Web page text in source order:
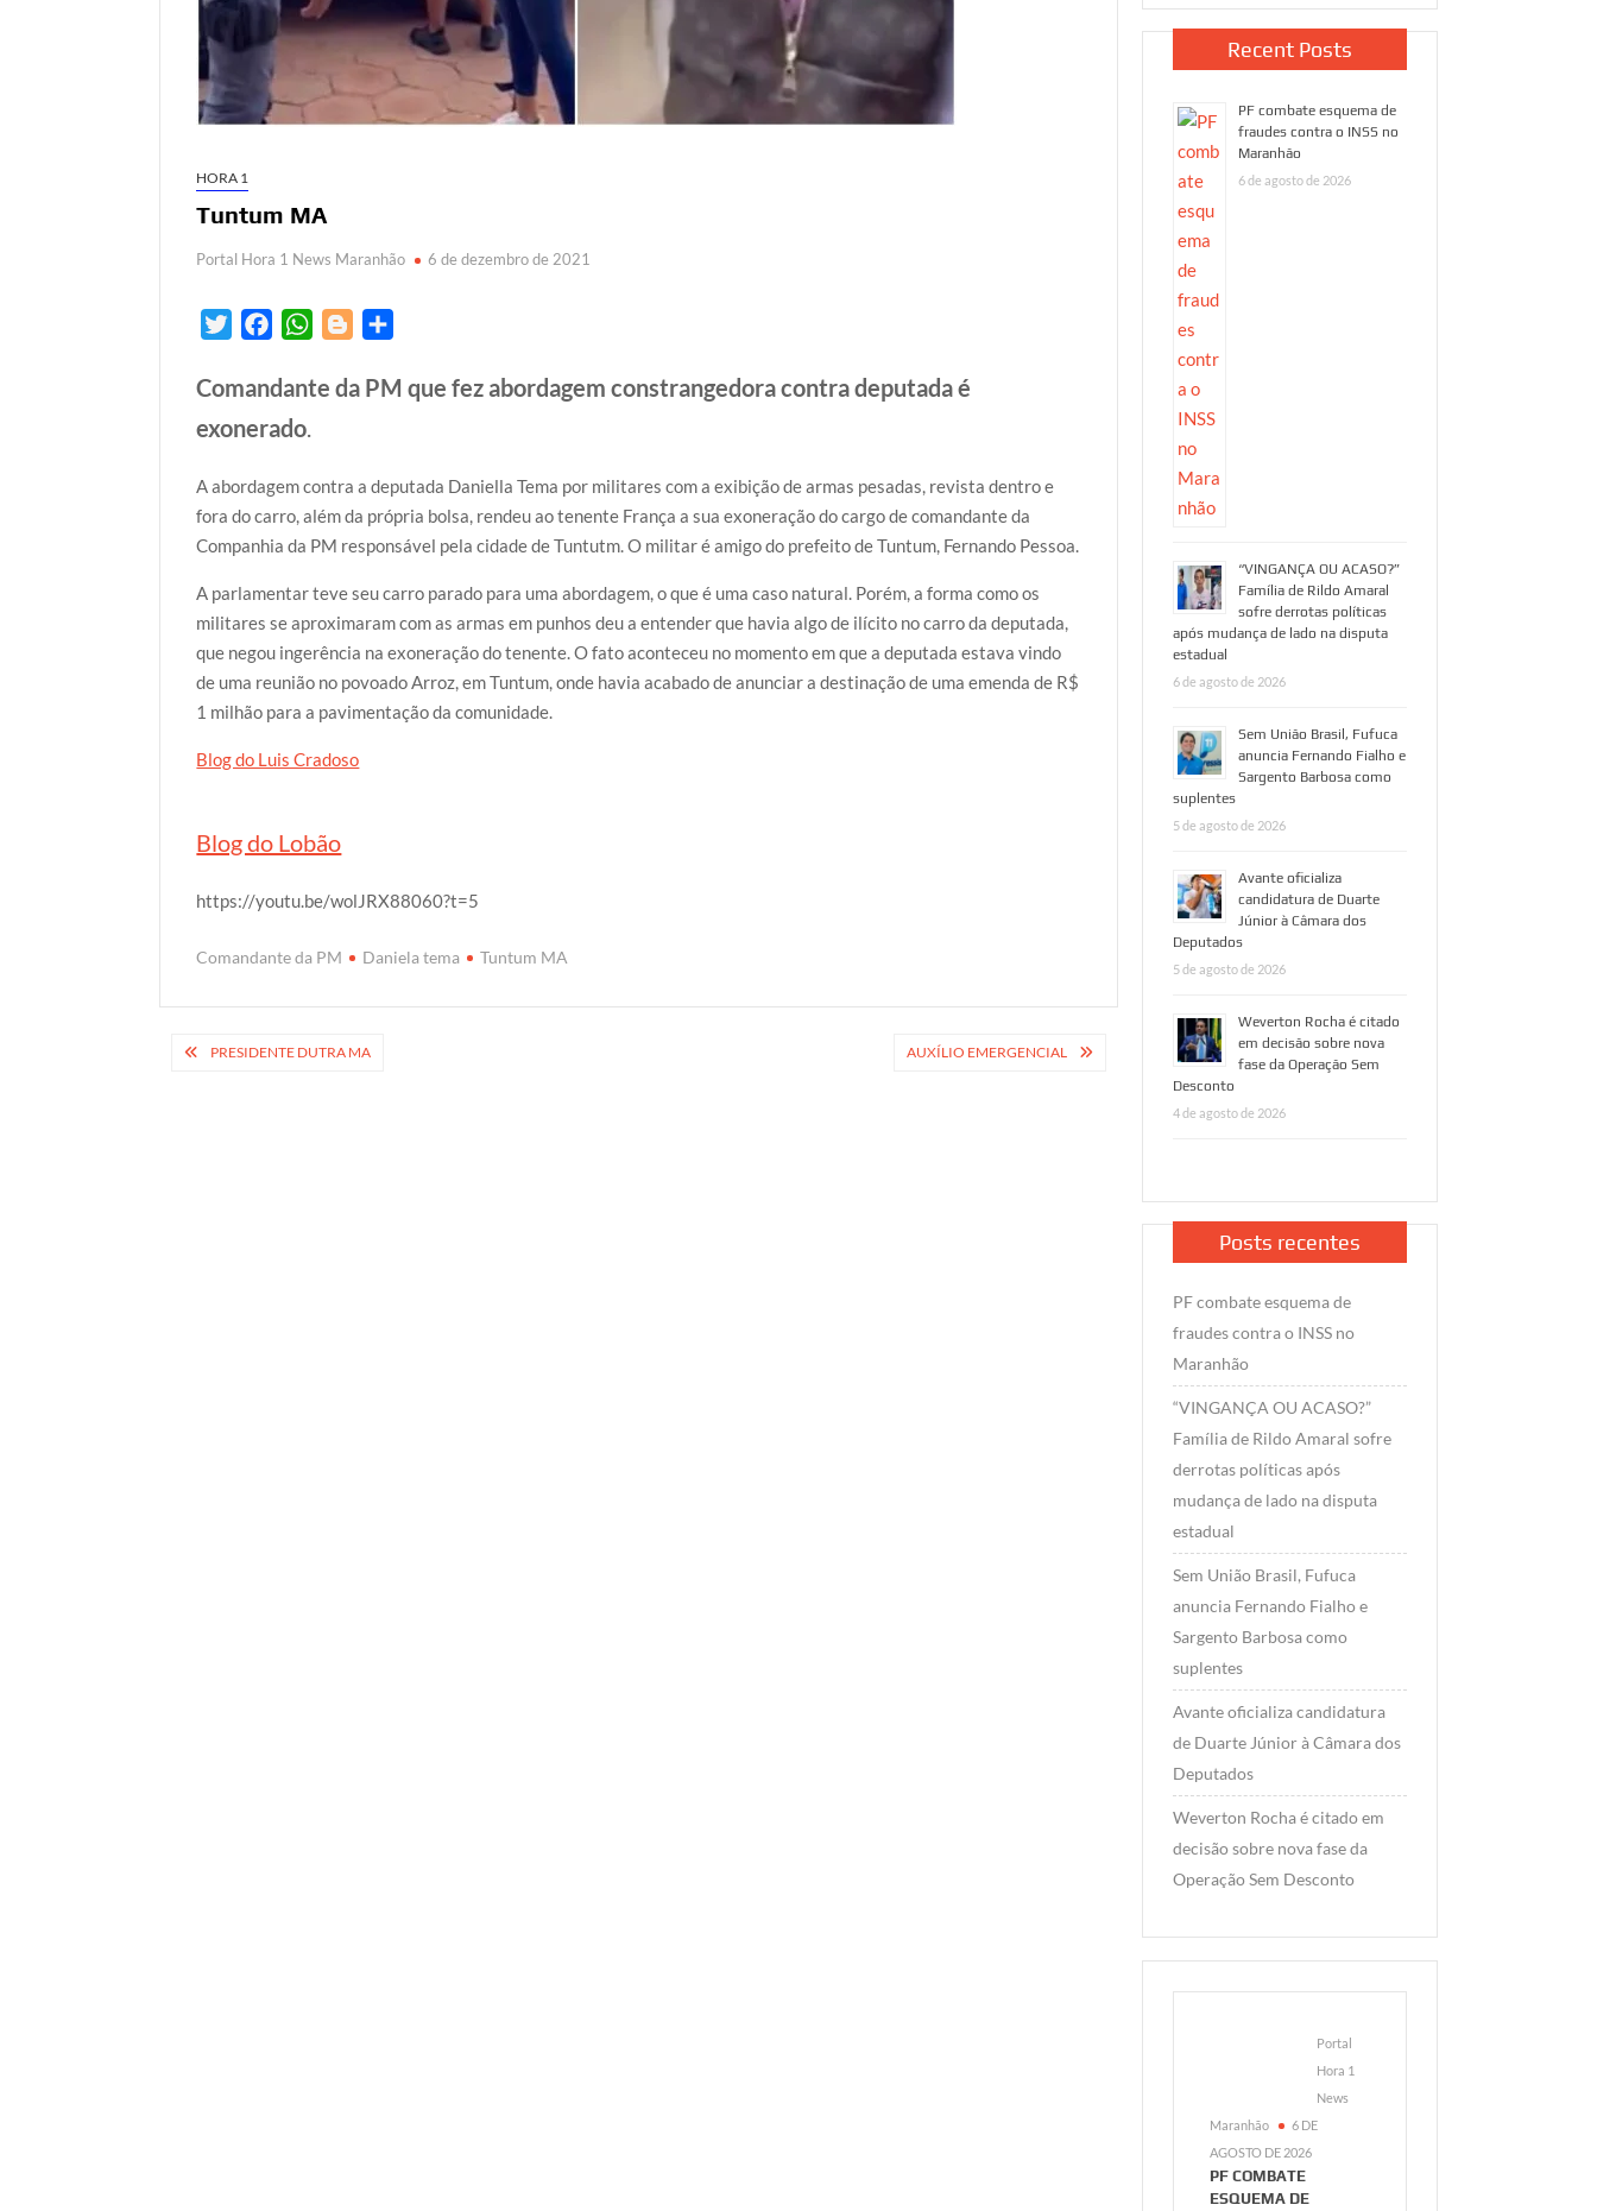
HORA 1
Tuntum MA
Portal Hora 1 News Maranhão 6 de dezembro de 2021
i
e
r
c
o
o
k
W
a
A
p
p
o
e
r
a
Comandante da PM que fez abordagem constrangedora contra deputada é
exonerado.
A abordagem contra a deputada Daniella Tema por militares com a exibição de armas pesadas, revista dentro e
fora do carro, além da própria bolsa, rendeu ao tenente França a sua exoneração do cargo de comandante da
Companhia da PM responsável pela cidade de Tuntutm. O militar é amigo do prefeito de Tuntum, Fernando Pessoa.
A parlamentar teve seu carro parado para uma abordagem, o que é uma caso natural. Porém, a forma como os
militares se aproximaram com as armas em punhos deu a entender que havia algo de ilícito no carro da deputada,
que negou ingerência na exoneração do tenente. O fato aconteceu no momento em que a deputada estava vindo
de uma reunião no povoado Arroz, em Tuntum, onde havia acabado de anunciar a destinação de uma emenda de R$
1 milhão para a pavimentação da comunidade.
Blog do Luis Cradoso
Blog do Lobão
https://youtu.be/wolJRX88060?t=5
Comandante da PM Daniela tema Tuntum MA
Navegação
PRESIDENTE DUTRA MA AUXÍLIO EMERGENCIAL
Recent Posts
PF combate esquema de
fraudes contra o INSS no
Maranhão
6 de agosto de 2026
“VINGANÇA OU ACASO?”
Família de Rildo Amaral
sofre derrotas políticas
após mudança de lado na disputa
estadual
6 de agosto de 2026
Sem União Brasil, Fufuca
anuncia Fernando Fialho e
Sargento Barbosa como
suplentes
5 de agosto de 2026
Avante oficializa
candidatura de Duarte
Júnior à Câmara dos
Deputados
5 de agosto de 2026
Weverton Rocha é citado
em decisão sobre nova
fase da Operação Sem
Desconto
4 de agosto de 2026
Posts recentes
PF combate esquema de
fraudes contra o INSS no
Maranhão
“VINGANÇA OU ACASO?”
Família de Rildo Amaral sofre
derrotas políticas após
mudança de lado na disputa
estadual
Sem União Brasil, Fufuca
anuncia Fernando Fialho e
Sargento Barbosa como
suplentes
Avante oficializa candidatura
de Duarte Júnior à Câmara dos
Deputados
Weverton Rocha é citado em
decisão sobre nova fase da
Operação Sem Desconto
Portal
Hora 1
News
Maranhão
6 DE
AGOSTO DE 2026
PF COMBATE
ESQUEMA DE